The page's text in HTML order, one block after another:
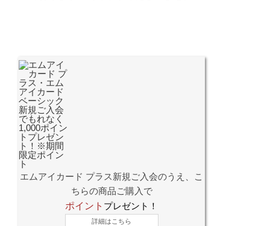
エムアイカード プラス新規ご入会のうえ、こ
ちらの商品ご購入で
ポイント プレゼント！
詳細はこちら